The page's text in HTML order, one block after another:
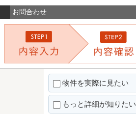
お問合わせ
物件を実際に見たい
もっと詳細が知りたい